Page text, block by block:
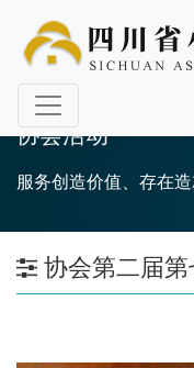
协会活动
服务创造价值、存在
协会第二届